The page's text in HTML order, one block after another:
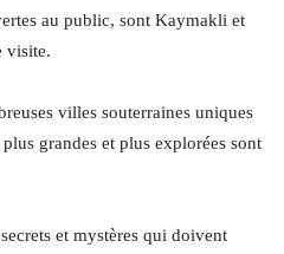
au public, sont Kaymakli et
visite.
villes souterraines uniques
grandes et plus explorées sont
et mystères qui doivent